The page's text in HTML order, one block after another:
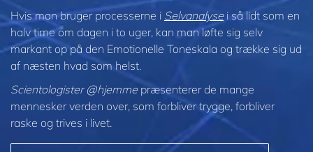
Hvis man bruger processerne i Selvanalysei så lidt som en
halv time om dagen i to uger, kan man løfte sig selv
markant op på den Emotionelle Toneskala og trække sig ud
af næsten hvad som helst.
Scientologister @hjemmepræsenterer de mange
mennesker verden over, som forbliver trygge, forbliver
raske og trives i livet.